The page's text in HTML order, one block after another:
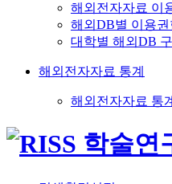
해외전자자료 이
해외DB별 이용권
대학별 해외DB
해외전자자료 통계
해외전자자료 통계